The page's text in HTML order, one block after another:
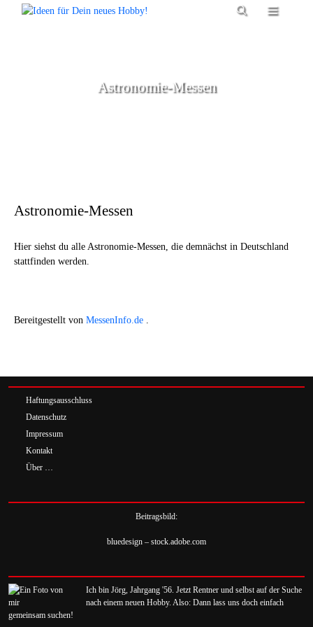
Menü
Astronomie-Messen
Astronomie-Messen
Hier siehst du alle Astronomie-Messen, die demnächst in Deutschland
stattfinden werden.
Bereitgestellt von MessenInfo.de
Haftungsausschluss
Datenschutz
Impressum
Kontakt
Über …
Beitragsbild:
bluedesign – stock.adobe.com
Ich bin Jörg, Jahrgang '56. Jetzt Rentner und selbst auf der Suche
nach einem neuen Hobby. Also: Dann lass uns doch einfach
gemeinsam suchen!